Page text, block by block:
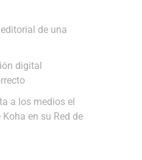
de una
digital
a los medios el
en su Red de